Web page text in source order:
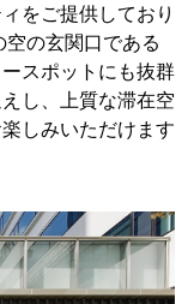
をご提供しており
の玄関口である
スポットにも抜群
し、上質な滞在空
しみいただけます